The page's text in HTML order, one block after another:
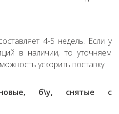
4-5 недель. Если у
в наличии, то уточняем
ускорить поставку.
б\у, снятые с